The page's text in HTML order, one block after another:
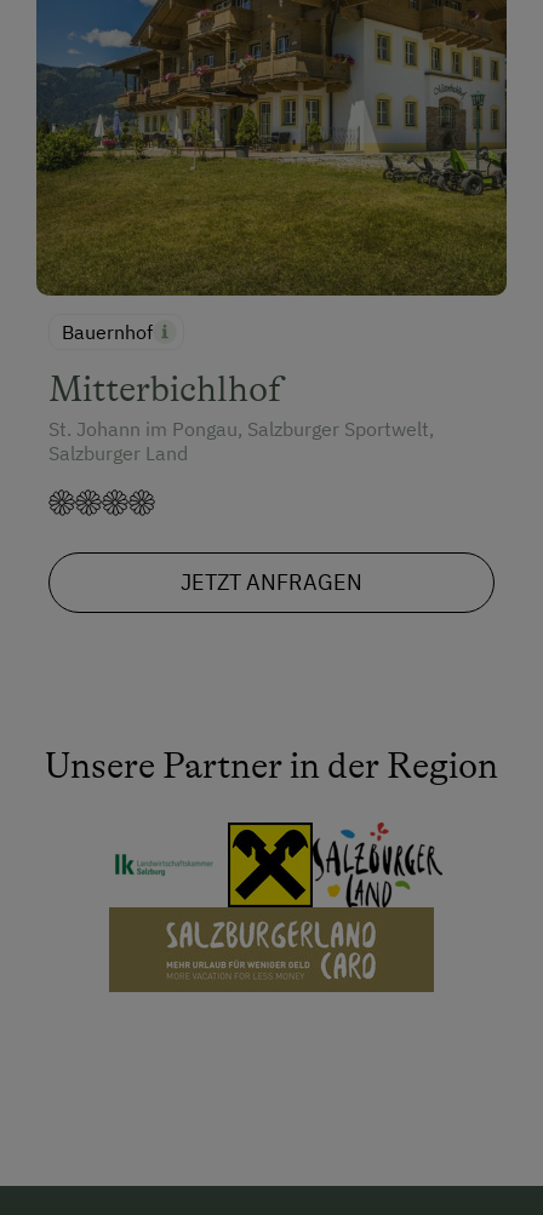
Bauernhof
Mitterbichlhof
St. Johann im Pongau, Salzburger Sportwelt,
Salzburger Land
JETZT ANFRAGEN
Unsere Partner in der Region